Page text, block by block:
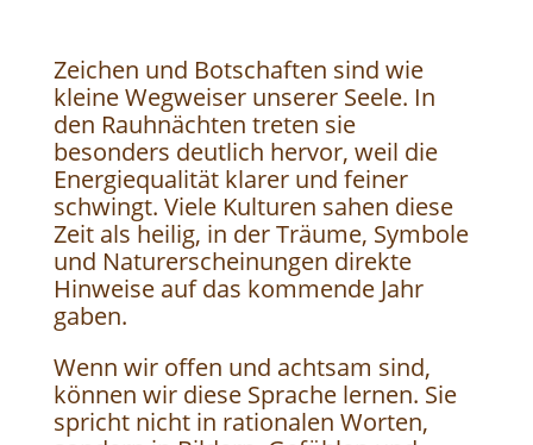
Zeichen und Botschaften sind wie
kleine Wegweiser unserer Seele. In
den Rauhnächten treten sie
besonders deutlich hervor, weil die
Energiequalität klarer und feiner
schwingt. Viele Kulturen sahen diese
Zeit als heilig, in der Träume, Symbole
und Naturerscheinungen direkte
Hinweise auf das kommende Jahr
gaben.
Wenn wir offen und achtsam sind,
können wir diese Sprache lernen. Sie
spricht nicht in rationalen Worten,